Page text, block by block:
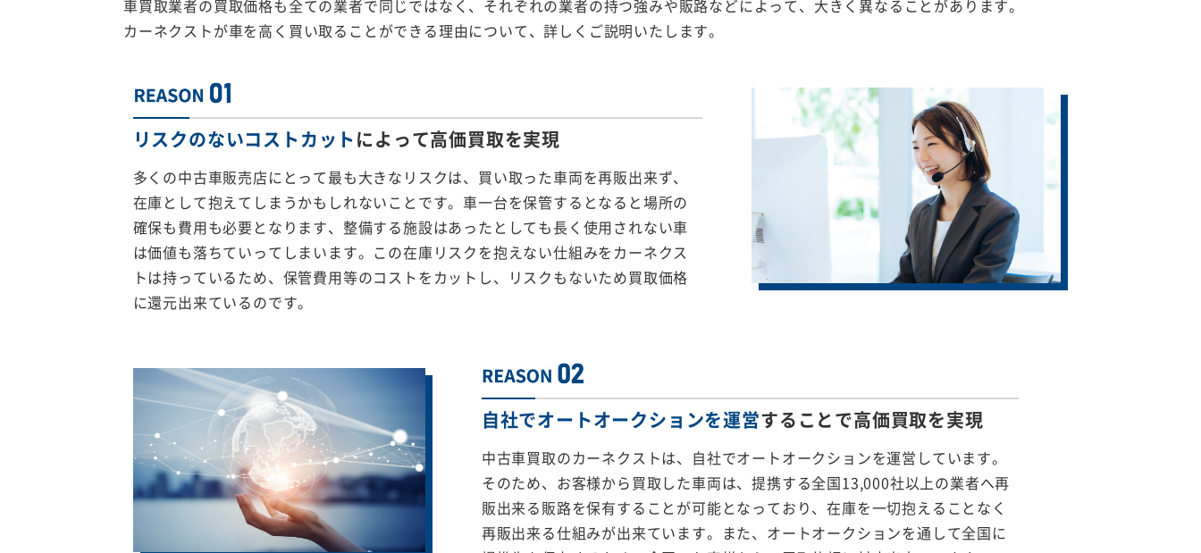
車買取業者の買取価格も全ての業者で同じではなく、それぞれの業者の持つ強みや販路などによって、大きく異なることがあります。
カーネクストが車を高く買い取ることができる理由について、詳しくご説明いたします。
リスクのないコストカットによって高価買取を実現
多くの中古車販売店にとって最も大きなリスクは、買い取った車両を再販出来ず、
在庫として抱えてしまうかもしれないことです。車一台を保管するとなると場所の
確保も費用も必要となります、整備する施設はあったとしても長く使用されない車
は価値も落ちていってしまいます。この在庫リスクを抱えない仕組みをカーネクス
トは持っているため、保管費用等のコストをカットし、リスクもないため買取価格
に還元出来ているのです。
自社でオートオークションを運営することで高価買取を実現
中古車買取のカーネクストは、自社でオートオークションを運営しています。
そのため、お客様から買取した車両は、提携する全国13,000社以上の業者へ再
販出来る販路を保有することが可能となっており、在庫を一切抱えることなく
再販出来る仕組みが出来ています。また、オートオークションを通して全国に